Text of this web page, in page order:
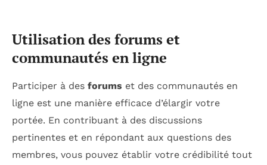
Utilisation des forums et
communautés en ligne
Participer à des forums et des communautés en
ligne est une manière efficace d’élargir votre
portée. En contribuant à des discussions
pertinentes et en répondant aux questions des
membres, vous pouvez établir votre crédibilité tout